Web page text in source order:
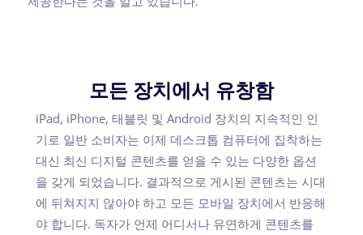
모든 장치에서 유창함
iPad, iPhone, 태블릿 및 Android 장치의 지속적인 인
기로 일반 소비자는 이제 데스크톱 컴퓨터에 집착하는
대신 최신 디지털 콘텐츠를 얻을 수 있는 다양한 옵션
을 갖게 되었습니다. 결과적으로 게시된 콘텐츠는 시대
에 뒤쳐지지 않아야 하고 모든 모바일 장치에서 반응해
야 합니다. 독자가 언제 어디서나 유연하게 콘텐츠를